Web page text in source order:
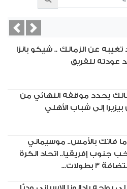
تغيبه عن الزمالك .. شيكو بانزا
عودته للفريق
يحدد موقفه النهائي من
إلى شباب الأهلي
ما فاتك بالأمس.. موسيماني
جنوب إفريقيا.. اتحاد الكرة
بطولات...
Next